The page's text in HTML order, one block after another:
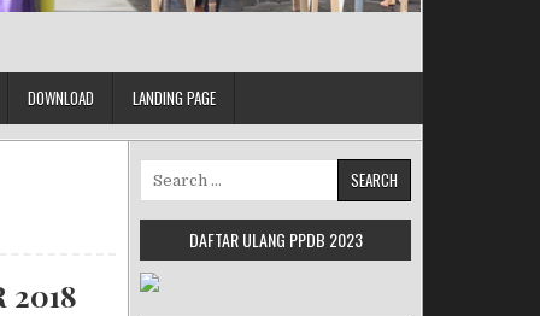
DOWNLOAD LANDING PAGE
2018
Search for:
DAFTAR ULANG PPDB 2023